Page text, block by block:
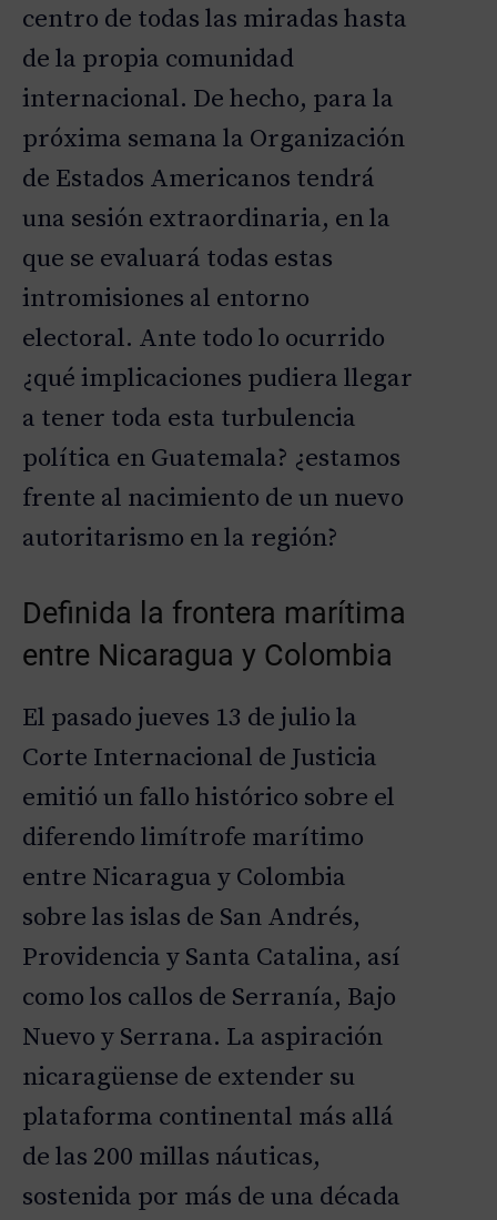
centro de todas las miradas hasta
de la propia comunidad
internacional. De hecho, para la
próxima semana la Organización
de Estados Americanos tendrá
una sesión extraordinaria, en la
que se evaluará todas estas
intromisiones al entorno
electoral. Ante todo lo ocurrido
¿qué implicaciones pudiera llegar
a tener toda esta turbulencia
política en Guatemala? ¿estamos
frente al nacimiento de un nuevo
autoritarismo en la región?
Definida la frontera marítima
entre Nicaragua y Colombia
El pasado jueves 13 de julio la
Corte Internacional de Justicia
emitió un fallo histórico sobre el
diferendo limítrofe marítimo
entre Nicaragua y Colombia
sobre las islas de San Andrés,
Providencia y Santa Catalina, así
como los callos de Serranía, Bajo
Nuevo y Serrana. La aspiración
nicaragüense de extender su
plataforma continental más allá
de las 200 millas náuticas,
sostenida por más de una década